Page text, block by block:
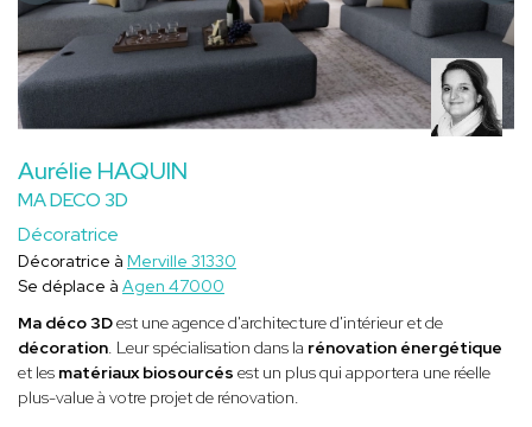
Aurélie HAQUIN
MA DECO 3D
Décoratrice
Décoratrice à Merville 31330
Se déplace à Agen 47000
Ma déco 3Dest une agence d'architecture d'intérieur et de
décoration . Leur spécialisation dans la rénovation énergétique
et les matériaux biosourcés est un plus qui apportera une réelle
plus-value à votre projet de rénovation.